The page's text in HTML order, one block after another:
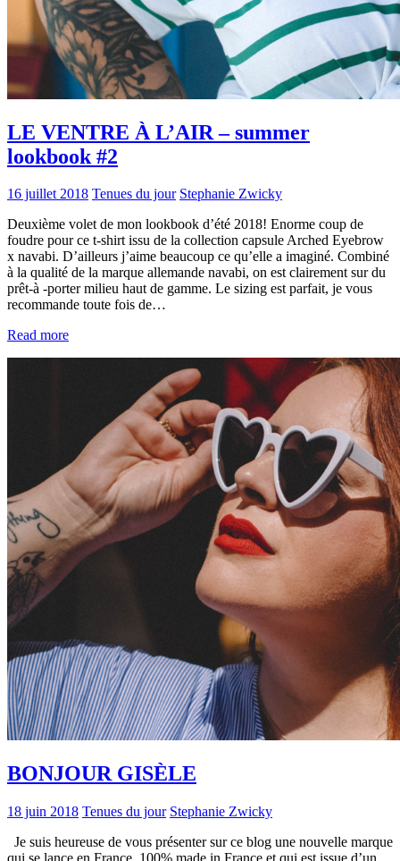
LE VENTRE À L’AIR – summer
lookbook #2
16 juillet 2018 Tenues du jour Stephanie Zwicky
Deuxième volet de mon lookbook d’été 2018! Enorme coup de
foudre pour ce t-shirt issu de la collection capsule Arched Eyebrow
x navabi. D’ailleurs j’aime beaucoup ce qu’elle a imaginé. Combiné
à la qualité de la marque allemande navabi, on est clairement sur du
prêt-à -porter milieu haut de gamme. Le sizing est parfait, je vous
recommande toute fois de…
Read more
BONJOUR GISÈLE
18 juin 2018 Tenues du jour Stephanie Zwicky
Je suis heureuse de vous présenter sur ce blog une nouvelle marque